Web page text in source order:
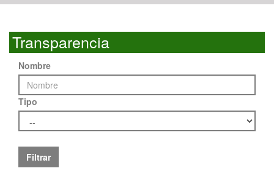
Transparencia
Nombre
Tipo
Filtrar